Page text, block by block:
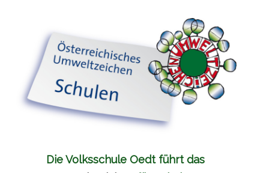
Die Volksschule Oedt führt das